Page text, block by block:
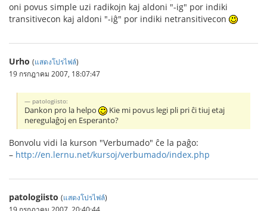
oni povus simple uzi radikojn kaj aldoni "-ig" por indiki
transitivecon kaj aldoni "-iĝ" por indiki netransitivecon
Urho (แสดงโปรไฟล์)
19 กรกฎาคม 2007, 18:07:47
patologiisto:
Dankon pro la helpo
Kie mi povus legi pli pri ĉi tiuj etaj
neregulaĝoj en Esperanto?
Bonvolu vidi la kurson "Verbumado" ĉe la paĝo:
– http://en.lernu.net/kursoj/verbumado/index.php
patologiisto (แสดงโปรไฟล์)
19 กรกฎาคม 2007, 20:40:44